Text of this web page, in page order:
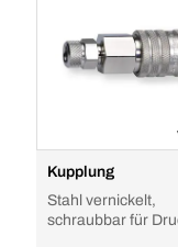
Kupplung
Stahl vernickelt,
schraubbar für